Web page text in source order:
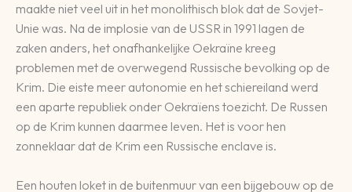
maakte niet veel uit in het monolithisch blok dat de Sovjet-
Unie was. Na de implosie van de USSR in 1991 lagen de
zaken anders, het onafhankelijke Oekraïne kreeg
problemen met de overwegend Russische bevolking op de
Krim. Die eiste meer autonomie en het schiereiland werd
een aparte republiek onder Oekraïens toezicht. De Russen
op de Krim kunnen daarmee leven. Het is voor hen
zonneklaar dat de Krim een Russische enclave is.
Een houten loket in de buitenmuur van een bijgebouw op de